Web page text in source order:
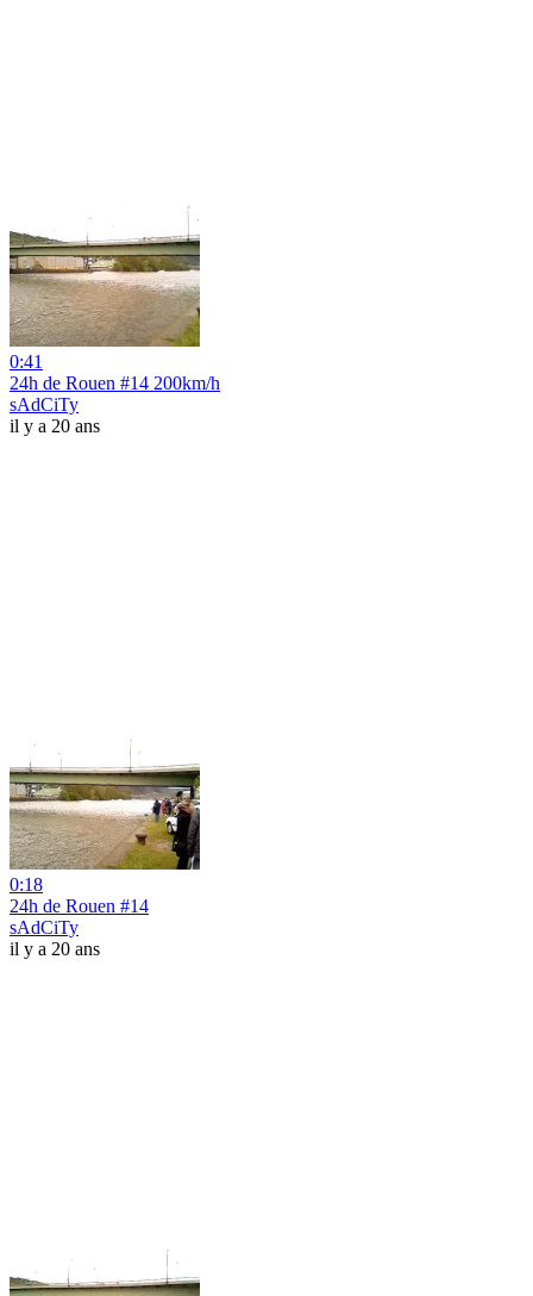
0:41
24h de Rouen #14 200km/h
sAdCiTy
il y a 20 ans
0:18
24h de Rouen #14
sAdCiTy
il y a 20 ans